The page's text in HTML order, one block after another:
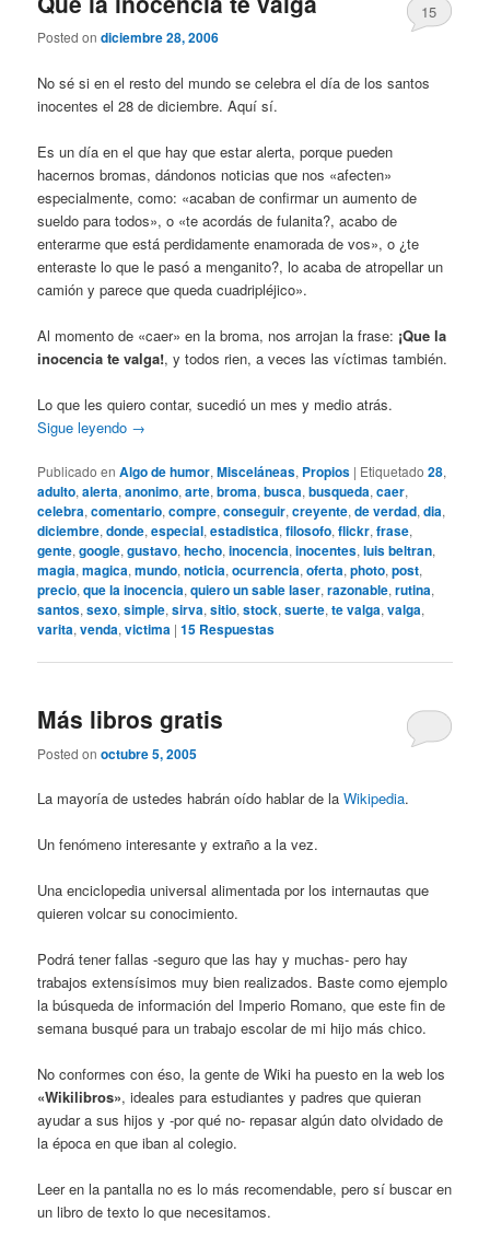
Posted ondiciembre 28, 2006
15
No sé si en el resto del mundo se celebra el día de los santos
inocentes el 28 de diciembre. Aquí sí.
Es un día en el que hay que estar alerta, porque pueden
hacernos bromas, dándonos noticias que nos «afecten»
especialmente, como: «acaban de confirmar un aumento de
sueldo para todos», o «te acordás de fulanita?, acabo de
enterarme que está perdidamente enamorada de vos», o ¿te
enteraste lo que le pasó a menganito?, lo acaba de atropellar un
camión y parece que queda cuadripléjico».
Al momento de «caer» en la broma, nos arrojan la frase: ¡Que la
inocencia te valga!, y todos rien, a veces las víctimas también.
Lo que les quiero contar, sucedió un mes y medio atrás.
Sigue leyendo →
Publicado en Algo de humor,Misceláneas, Propios | Etiquetado 28,
adulto,alerta,anonimo,arte,broma,busca,busqueda,caer,
celebra,comentario,compre,conseguir,creyente,de verdad,dia,
diciembre,donde,especial,estadistica,filosofo,flickr,frase,
gente,google,gustavo,hecho,inocencia,inocentes,luis beltran,
magia,magica,mundo,noticia,ocurrencia,oferta,photo,post,
precio,que la inocencia,quiero un sable laser,razonable,rutina,
santos,sexo,simple,sirva,sitio,stock,suerte,te valga,valga,
varita,venda,victima |15 Respuestas
Más libros gratis
Posted onoctubre 5, 2005
La mayoría de ustedes habrán oído hablar de laWikipedia.
Un fenómeno interesante y extraño a la vez.
Una enciclopedia universal alimentada por los internautas que
quieren volcar su conocimiento.
Podrá tener fallas -seguro que las hay y muchas- pero hay
trabajos extensísimos muy bien realizados. Baste como ejemplo
la búsqueda de información del Imperio Romano, que este fin de
semana busqué para un trabajo escolar de mi hijo más chico.
No conformes con éso, la gente de Wiki ha puesto en la web los
«Wikilibros», ideales para estudiantes y padres que quieran
ayudar a sus hijos y -por qué no- repasar algún dato olvidado de
la época en que iban al colegio.
Leer en la pantalla no es lo más recomendable, pero sí buscar en
un libro de texto lo que necesitamos.